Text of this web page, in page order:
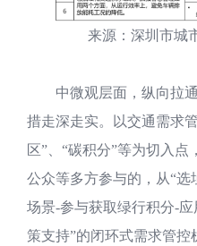
来源：深圳市城
中微观层面，纵向拉
措走深走实。以交通需求
区”、“碳积分”等为切入点
公众等多方参与的，从“
场景-参与获取绿行积分-
策支持”的闭环式需求管控